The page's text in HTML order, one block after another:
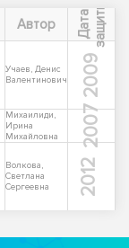
Автор Д
а
т
а
з
а
щ
и
т ы
Учаев, Денис
Валентинович
2009
Михаилиди,
Ирина
Михайловна
2007
Волкова,
Светлана
Сергеевна
2012